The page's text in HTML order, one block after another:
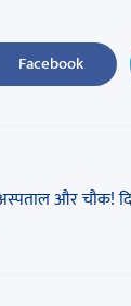
Facebook
और चौक!